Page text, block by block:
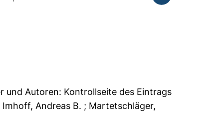
und Autoren: Kontrollseite des Eintrags
Imhoff, Andreas B. ; Martetschläger,